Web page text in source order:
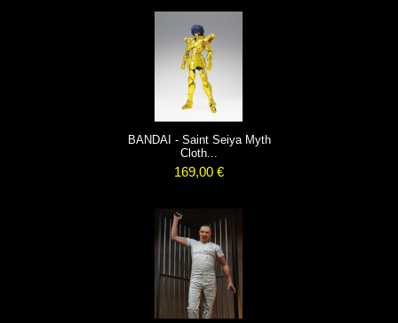
BANDAI - Saint Seiya Myth
Cloth...
169,00 €